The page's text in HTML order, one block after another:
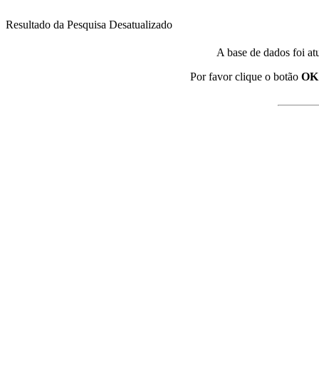
Resultado da Pesquisa Desatualizado
A base de dados foi
Por favor clique o botão OK